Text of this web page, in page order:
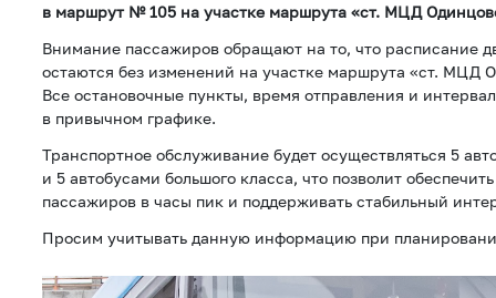
в маршрут № 105 на участке маршрута «ст. МЦД
Внимание пассажиров обращают на то, что расписание
остаются без изменений на участке маршрута «ст. МЦД
Все остановочные пункты, время отправления и
в привычном графике.
Транспортное обслуживание будет осуществляться 5
и 5 автобусами большого класса, что позволит
пассажиров в часы пик и поддерживать стабильный
Просим учитывать данную информацию при